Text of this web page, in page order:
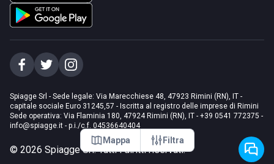
Mappa Filtra
Spiagge Srl - Sede legale: Via Marecchiese 48, 47923 Rimini (RN), IT -
capitale sociale Euro 31245,57 - Iscritta al registro delle imprese di Rimini
Sede operativa: Via Flaminia 180, 47924 Rimini (RN), IT - +39 0541 772375 -
info@spiagge.it - p.i./c.f. 04536640404
© 2026 Spiagge Srl. Tutti i diritti riservati.